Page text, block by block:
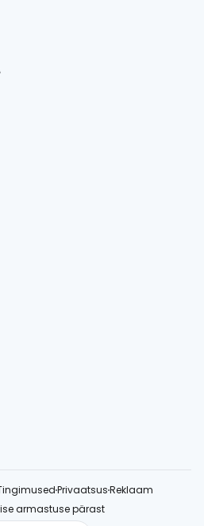
PrivaatsusReklaam
armastuse pärast